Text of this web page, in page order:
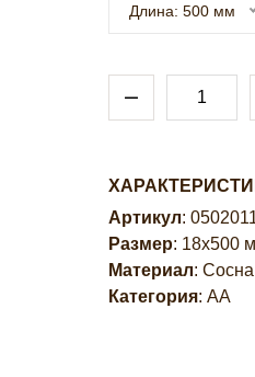
Длина: 500 мм
Артикул:
Размер: 18х500
Материал: Сосна
Категория: АА